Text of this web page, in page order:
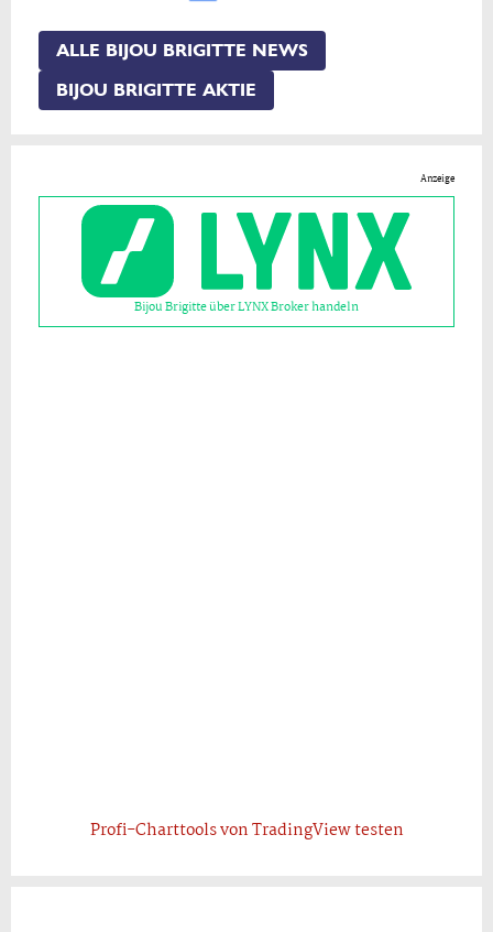
ALLE BIJOU BRIGITTE NEWS
BIJOU BRIGITTE AKTIE
Anzeige
Bijou Brigitte über LYNX Broker handeln
Profi-Charttools von TradingView testen